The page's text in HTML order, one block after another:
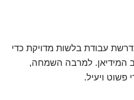
עבודת בלשות מדויקת כדי
המידיאן. למרבה השמחה,
פשוט ויעיל.